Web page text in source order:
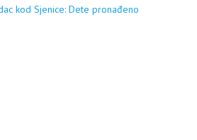
kod Sjenice: Dete pronađeno